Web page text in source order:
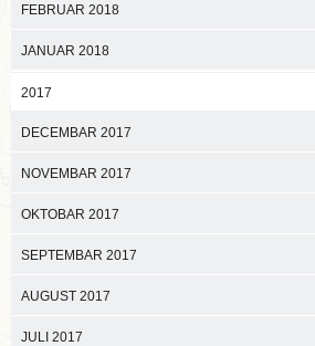
FEBRUAR 2018
JANUAR 2018
2017
DECEMBAR 2017
NOVEMBAR 2017
OKTOBAR 2017
SEPTEMBAR 2017
AUGUST 2017
JULI 2017